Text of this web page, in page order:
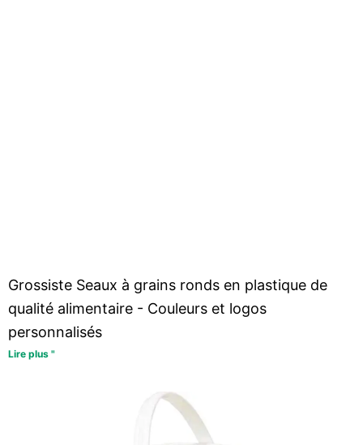
Grossiste Seaux à grains ronds en plastique de
qualité alimentaire - Couleurs et logos
personnalisés
Lire plus "